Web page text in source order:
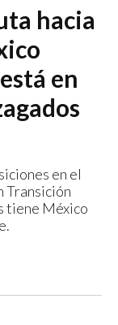
hacia
en
en el
Transición
tiene México